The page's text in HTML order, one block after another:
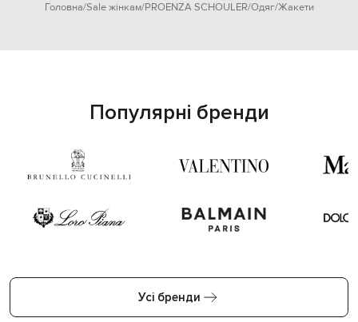
Головна Sale жінкам PROENZA SCHOULER Одяг Жакети
Популярні бренди
Усі бренди